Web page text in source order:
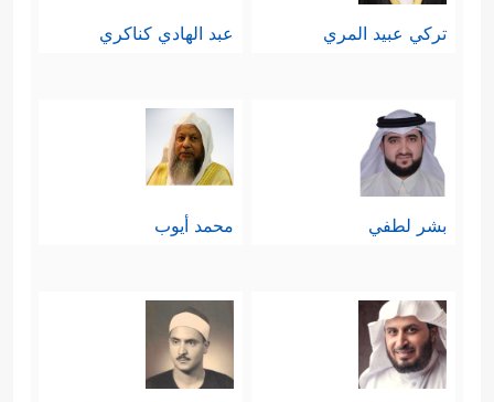
تركي عبيد المري عبد الهادي كناكري
بشر لطفي محمد أيوب